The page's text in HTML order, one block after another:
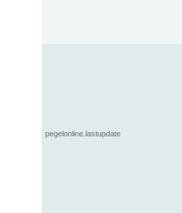
pegelonline.lastupdate